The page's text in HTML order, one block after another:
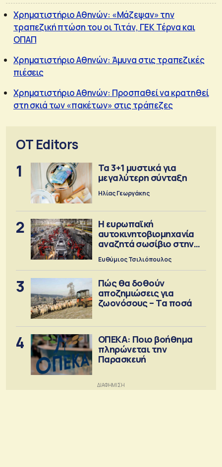
Χρηματιστήριο Αθηνών: «Μάζεψαν» την
τραπεζική πτώση του οι Τιτάν, ΓΕΚ Τέρνα και
ΟΠΑΠ
Χρηματιστήριο Αθηνών: Άμυνα στις τραπεζικές
πιέσεις
Χρηματιστήριο Αθηνών: Προσπαθεί να κρατηθεί
στη σκιά των «πακέτων» στις τράπεζες
OT Editors
1
Τα 3+1 μυστικά για
μεγαλύτερη σύνταξη
Ηλίας Γεωργάκης
2
Η ευρωπαϊκή
αυτοκινητοβιομηχανία
αναζητά σωσίβιο στην
Κίνα
Ευθύμιος Τσιλιόπουλος
3
Πώς θα δοθούν
αποζημιώσεις για
ζωονόσους – Τα ποσά
4
ΟΠΕΚΑ: Ποιο βοήθημα
πληρώνεται την
Παρασκευή